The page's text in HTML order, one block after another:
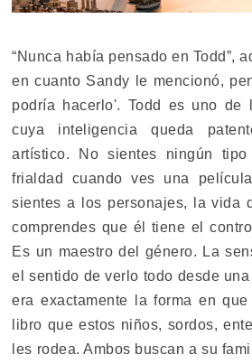
“Nunca había pensado en Todd”,
en cuanto Sandy le mencionó,
podría hacerlo'. Todd es uno de
cuya inteligencia queda
artístico. No sientes ningún
frialdad cuando ves una
sientes a los personajes, la vida
comprendes que él tiene el
Es un maestro del género. La
el sentido de verlo todo desde
era exactamente la forma en
libro que estos niños, sordos,
les rodea. Ambos buscan a su